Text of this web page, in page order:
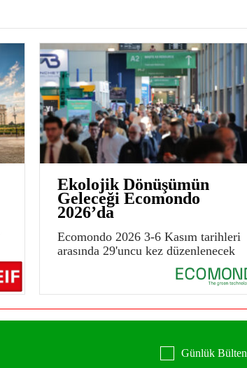
Ekolojik Dönüşümün
Geleceği Ecomondo
2026’da
Ecomondo 2026 3-6 Kasım tarihleri
arasında 29'uncu kez düzenlenecek
Günlük Bülten